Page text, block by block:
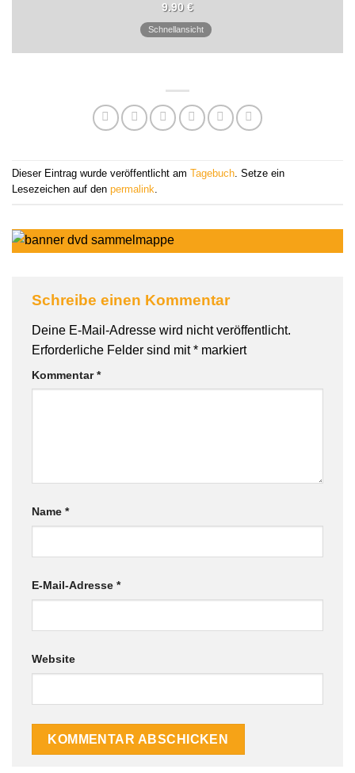
9.90 €
Schnellansicht
Dieser Eintrag wurde veröffentlicht am Tagebuch. Setze ein
Lesezeichen auf den permalink.
Schreibe einen Kommentar
Deine E-Mail-Adresse wird nicht veröffentlicht.
Erforderliche Felder sind mit* markiert
Kommentar*
Name *
E-Mail-Adresse *
Website